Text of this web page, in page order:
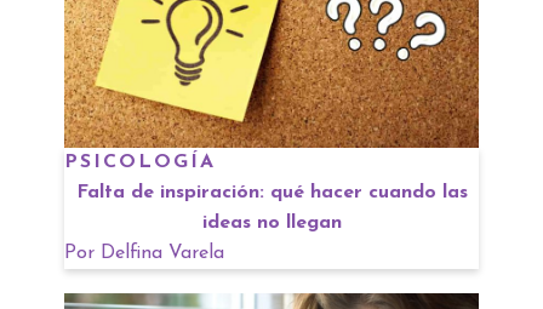
PSICOLOGÍA
Falta de inspiración: qué hacer cuando las
ideas no llegan
Por Delfina Varela